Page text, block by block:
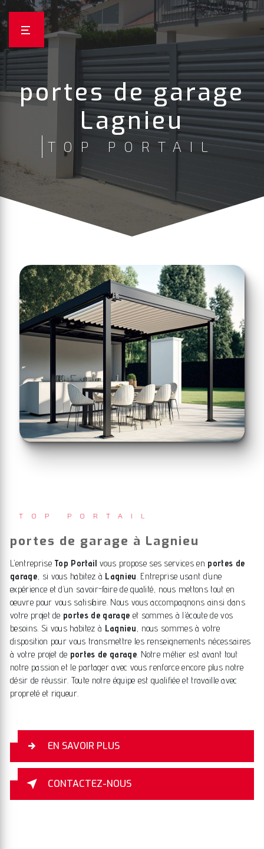
portes de garage
Lagnieu
TOP PORTAIL
TOP PORTAIL
portes de garage à Lagnieu
L’entreprise Top Portail vous propose ses services en portes de
garage, si vous habitez à Lagnieu. Entreprise usant d’une
expérience et d’un savoir-faire de qualité, nous mettons tout en
oeuvre pour vous satisfaire. Nous vous accompagnons ainsi dans
votre projet de portes de garage et sommes à l’écoute de vos
besoins. Si vous habitez à Lagnieu, nous sommes à votre
disposition pour vous transmettre les renseignements nécessaires
à votre projet de portes de garage. Notre métier est avant tout
notre passion et le partager avec vous renforce encore plus notre
désir de réussir. Toute notre équipe est qualifiée et travaille avec
propreté et rigueur.
EN SAVOIR PLUS
CONTACTEZ-NOUS
Panneau de gestion des cookies